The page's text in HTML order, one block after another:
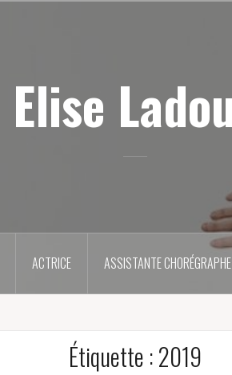
Elise
ACTRICE ASSISTANTE CHORÉGRAPHE
Étiquette :2019